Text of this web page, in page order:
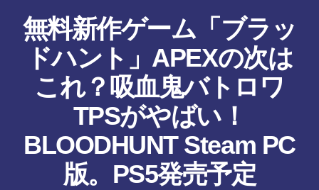
ー
無料新作ゲーム「ブラッ
ドハント」APEXの次は
これ？吸血鬼バトロワ
TPSがやばい！
BLOODHUNT Steam PC
版。PS5発売予定
作
成
者
: